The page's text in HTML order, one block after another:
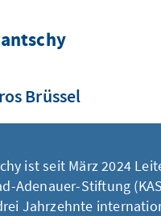
Brüssel
ist seit März 2024
Adenauer-Stiftung
Jahrzehnte